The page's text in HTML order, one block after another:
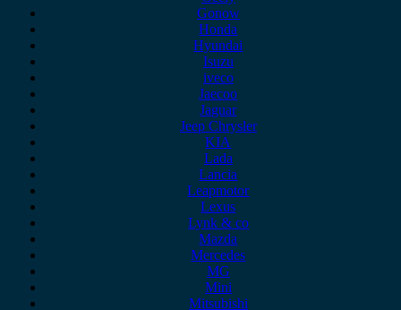
Gonow
Honda
Hyundai
Isuzu
iveco
Jaecoo
Jaguar
Jeep Chrysler
KIA
Lada
Lancia
Leapmotor
Lexus
Lynk & co
Mazda
Mercedes
MG
Mini
Mitsubishi